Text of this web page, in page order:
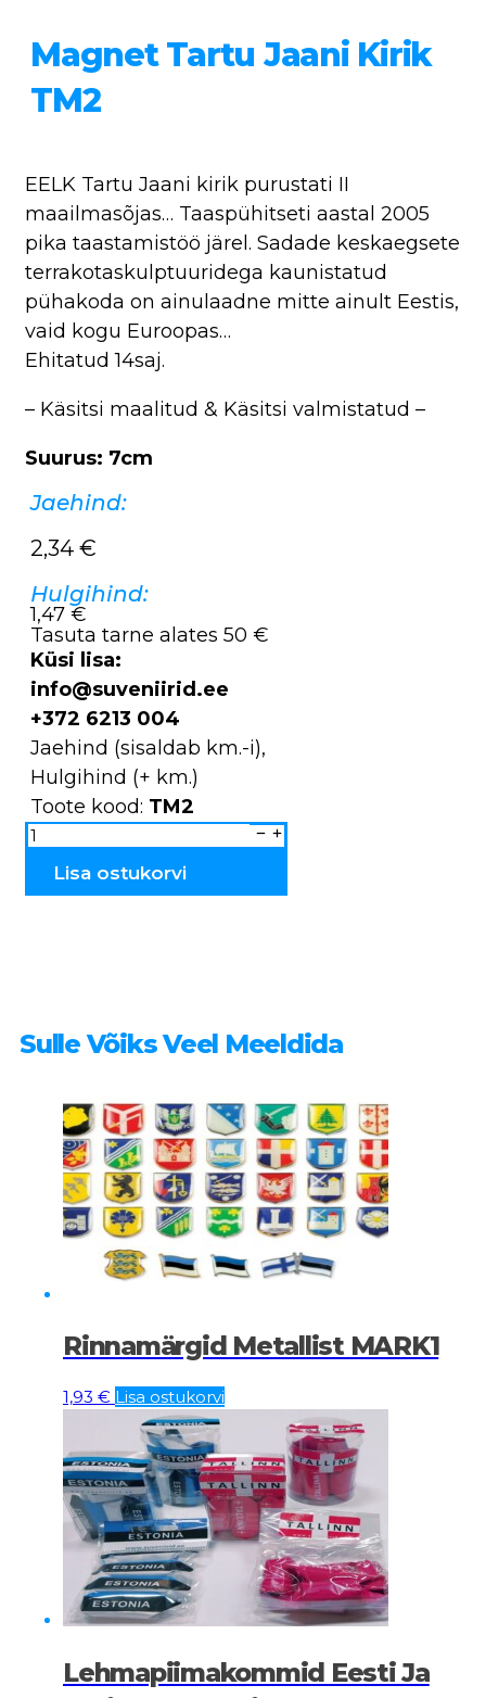
Magnet Tartu Jaani Kirik
TM2
EELK Tartu Jaani kirik purustati II
maailmasõjas… Taaspühitseti aastal 2005
pika taastamistöö järel. Sadade keskaegsete
terrakotaskulptuuridega kaunistatud
pühakoda on ainulaadne mitte ainult Eestis,
vaid kogu Euroopas…
Ehitatud 14saj.
– Käsitsi maalitud & Käsitsi valmistatud –
Suurus: 7cm
Jaehind:
2,34 €
Hulgihind:
1,47 €
Tasuta tarne alates 50 €
Küsi lisa:
info@suveniirid.ee
+372 6213 004
Jaehind (sisaldab km.-i),
Hulgihind (+ km.)
Toote kood: TM2
Magnet
Tartu
Jaani
kogusLisa ostukorvi
Sulle Võiks Veel Meeldida
Rinnamärgid Metallist MARK1
1,93 € Lisa ostukorvi
Lehmapiimakommid Eesti Ja